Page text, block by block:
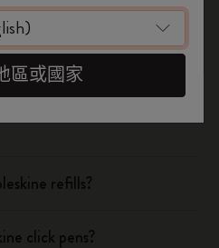
pencil made of?
refills?
click pens?
為會員！
區或國家